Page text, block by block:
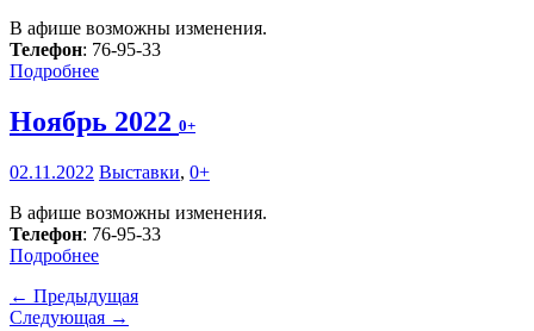
В афише возможны изменения.
Телефон: 76-95-33
Подробнее
Ноябрь 2022 0+
02.11.2022 Выставки, 0+
В афише возможны изменения.
Телефон: 76-95-33
Подробнее
← Предыдущая
Следующая →